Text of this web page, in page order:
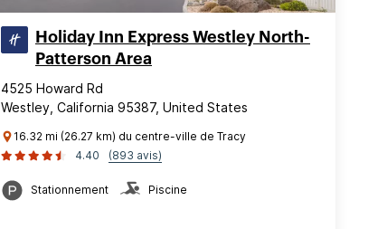
Holiday Inn Express Westley North-
Patterson Area
4525 Howard Rd
Westley, California 95387, United States
16.32 mi (26.27 km) du centre-ville de Tracy
4.40
(893 avis)
Stationnement Piscine